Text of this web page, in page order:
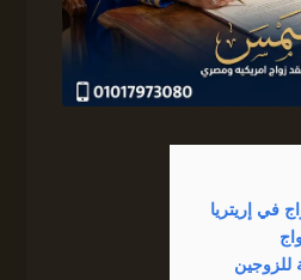
في إريتريا
للزوجين